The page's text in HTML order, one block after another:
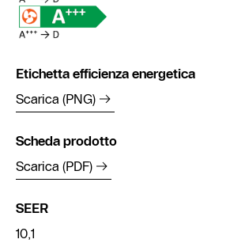
Etichetta efficienza energetica
Scarica (PNG)
Scheda prodotto
Scarica (PDF)
SEER
10,1